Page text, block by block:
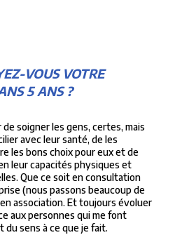
VOUS VOTRE
5 ANS ?
de soigner les gens, certes, mais
avec leur santé, de les
les bons choix pour eux et de
leur capacités physiques et
Que ce soit en consultation
(nous passons beaucoup de
association. Et toujours évoluer
aux personnes qui me font
du sens à ce que je fait.